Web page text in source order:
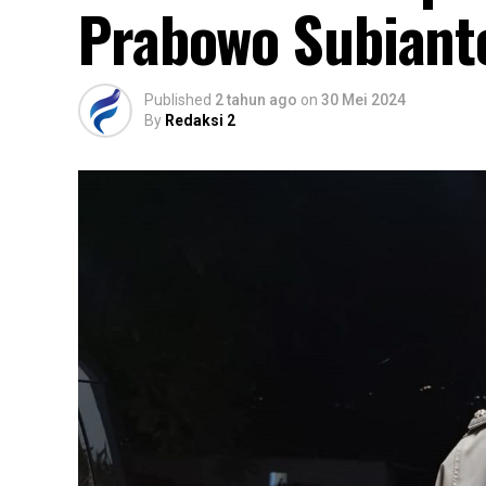
Prabowo
Published 2 tahun ago on 30 Mei 2024
By Redaksi 2